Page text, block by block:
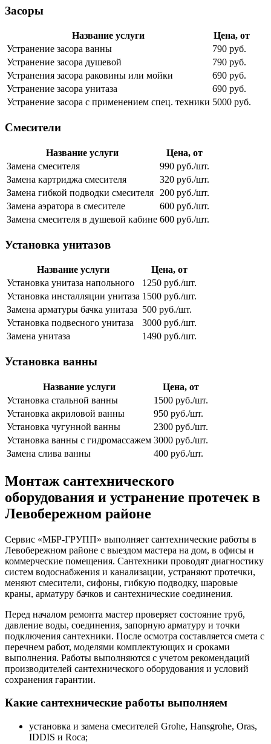
Засоры
Название услуги
Цена, от
Устранение засора ванны
790 руб.
Устранение засора душевой
790 руб.
Устранения засора раковины или мойки
690 руб.
Устранение засора унитаза
690 руб.
Устранение засора с применением спец. техники 5000 руб.
Смесители
Название услуги
Цена, от
Замена смесителя
990 руб./шт.
Замена картриджа смесителя
320 руб./шт.
Замена гибкой подводки смесителя
200 руб./шт.
Замена аэратора в смесителе
600 руб./шт.
Замена смесителя в душевой кабине 600 руб./шт.
Установка унитазов
Название услуги
Цена, от
Установка унитаза напольного
1250 руб./шт.
Установка инсталляции унитаза 1500 руб./шт.
Замена арматуры бачка унитаза 500 руб./шт.
Установка подвесного унитаза
3000 руб./шт.
Замена унитаза
1490 руб./шт.
Установка ванны
Название услуги
Цена, от
Установка стальной ванны
1500 руб./шт.
Установка акриловой ванны
950 руб./шт.
Установка чугунной ванны
2300 руб./шт.
Установка ванны с гидромассажем 3000 руб./шт.
Замена слива ванны
400 руб./шт.
Монтаж сантехнического
оборудования и устранение протечек в
Левобережном районе
Сервис «МБР-ГРУПП» выполняет сантехнические работы в
Левобережном районе с выездом мастера на дом, в офисы и
коммерческие помещения. Сантехники проводят диагностику
систем водоснабжения и канализации, устраняют протечки,
меняют смесители, сифоны, гибкую подводку, шаровые
краны, арматуру бачков и сантехнические соединения.
Перед началом ремонта мастер проверяет состояние труб,
давление воды, соединения, запорную арматуру и точки
подключения сантехники. После осмотра составляется смета с
перечнем работ, моделями комплектующих и сроками
выполнения. Работы выполняются с учетом рекомендаций
производителей сантехнического оборудования и условий
сохранения гарантии.
Какие сантехнические работы выполняем
установка и замена смесителей Grohe, Hansgrohe, Oras,
IDDIS и Roca;